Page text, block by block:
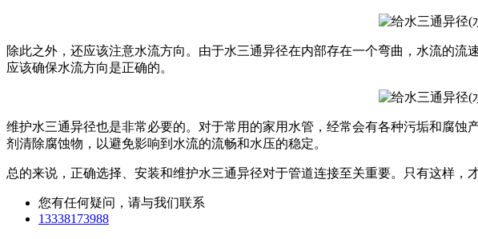
除此之外，还应该注意水流方向。由于水三通异径在内部存在一个弯曲，水流的
应该确保水流方向是正确的。
维护水三通异径也是非常必要的。对于常用的家用水管，经常会有各种污垢和腐
剂清除腐蚀物，以避免影响到水流的流畅和水压的稳定。
总的来说，正确选择、安装和维护水三通异径对于管道连接至关重要。只有这样，
您有任何疑问，请与我们联系
13338173988